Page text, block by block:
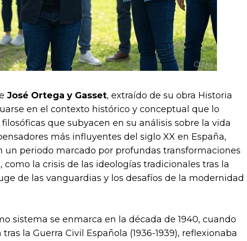
José Ortega y Gasset, extraído de su obra Historia
en el contexto histórico y conceptual que lo
que subyacen en su análisis sobre la vida
más influyentes del siglo XX en España,
un periodo marcado por profundas transformaciones
como la crisis de las ideologías tradicionales tras la
de las vanguardias y los desafíos de la modernidad
sistema se enmarca en la década de 1940, cuando
la Guerra Civil Española (1936-1939), reflexionaba